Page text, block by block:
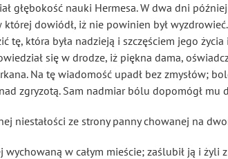
głębokość nauki Hermesa. W dwa dni
której dowiódł, iż nie powinien był
tę, która była nadzieją i szczęściem jego
się w drodze, iż piękna dama,
Na tę wiadomość upadł bez zmysłów;
zgryzotą. Sam nadmiar bólu dopomógł mu
niestałości ze strony panny chowanej na
w całym mieście; zaślubił ją i żyli